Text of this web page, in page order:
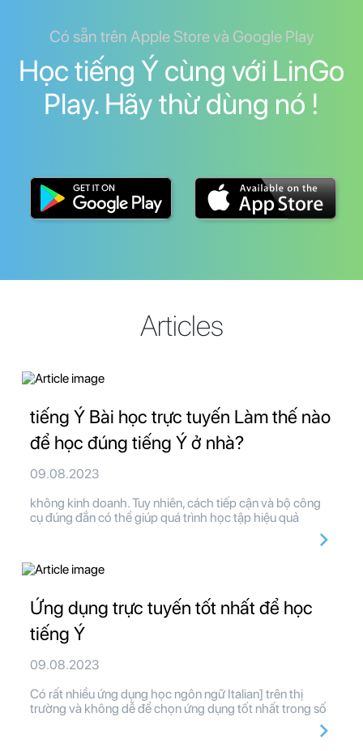
Có sẵn trên Apple Store và Google Play
Học tiếng Ý cùng với LinGo
Play. Hãy thừ dùng nó !
Articles
tiếng Ý Bài học trực tuyến Làm thế nào
để học đúng tiếng Ý ở nhà?
09.08.2023
không kinh doanh. Tuy nhiên, cách tiếp cận và bộ công
cụ đúng đắn có thể giúp quá trình học tập hiệu quả
Ứng dụng trực tuyến tốt nhất để học
tiếng Ý
09.08.2023
Có rất nhiều ứng dụng học ngôn ngữ Italian] trên thị
trường và không dễ để chọn ứng dụng tốt nhất trong số